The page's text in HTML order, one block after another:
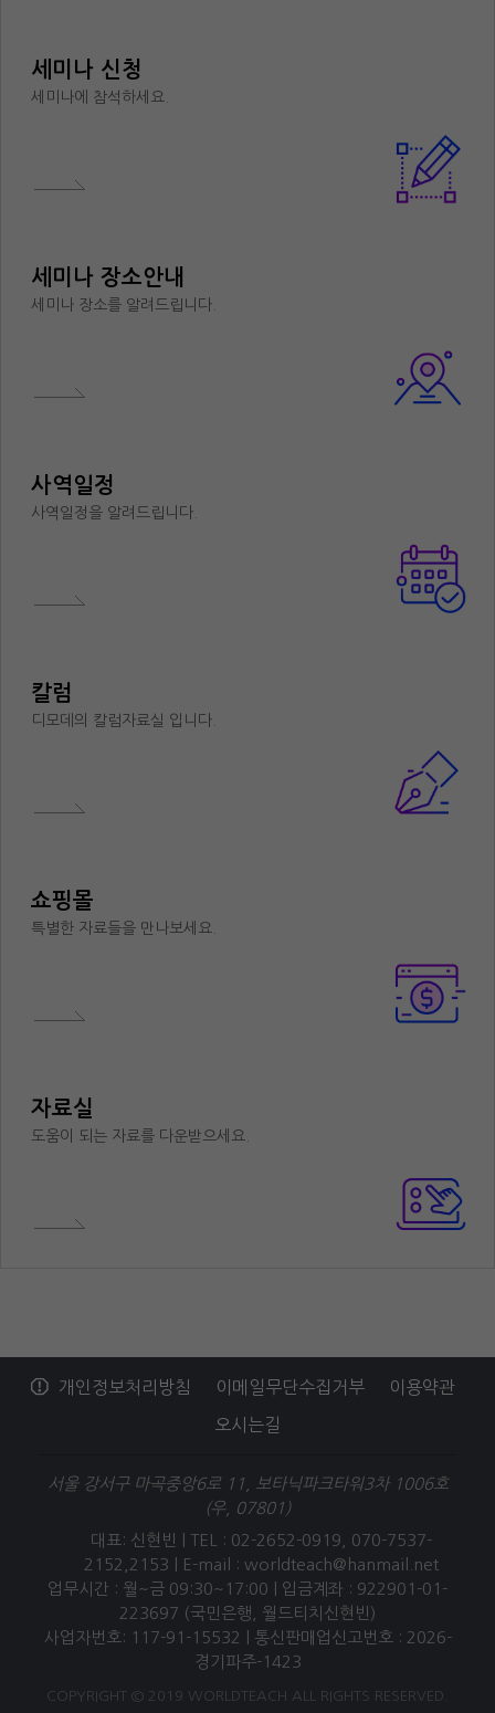
세미나 신청
세미나에 참석하세요.
세미나 장소안내
세미나 장소를 알려드립니다.
사역일정
사역일정을 알려드립니다.
칼럼
디모데의 칼럼자료실 입니다.
쇼핑몰
특별한 자료들을 만나보세요.
자료실
도움이 되는 자료를 다운받으세요.
개인정보처리방침 이메일무단수집거부 이용약관
오시는길
서울 강서구 마곡중앙6로 11, 보타닉파크타워3차 1006호
(우, 07801)
대표: 신현빈 | TEL : 02-2652-0919, 070-7537-
2152,2153 |
E-mail : worldteach@hanmail.net
업무시간 : 월~금 09:30~17:00 | 입금계좌 : 922901-01-
223697 (국민은행, 월드티치신현빈)
사업자번호: 117-91-15532 | 통신판매업신고번호 : 2026-
경기파주-1423
COPYRIGHT © 2019 WORLDTEACH ALL RIGHTS RESERVED.